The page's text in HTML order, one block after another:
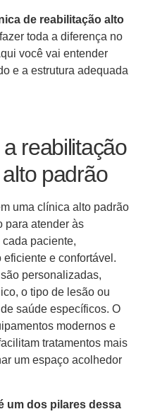
de reabilitação alto
toda a diferença no
você vai entender
e a estrutura adequada
reabilitação
padrão
uma clínica alto padrão
para atender às
paciente,
e confortável.
personalizadas,
o tipo de lesão ou
saúde específicos. O
modernos e
tratamentos mais
um espaço acolhedor
um dos pilares dessa